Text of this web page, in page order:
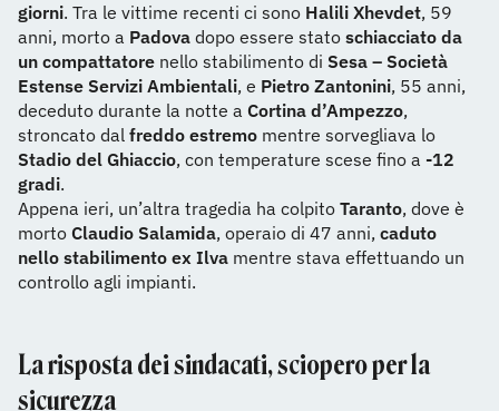
giorni. Tra le vittime recenti ci sono Halili Xhevdet, 59
anni, morto a Padova dopo essere stato schiacciato da
un compattatore nello stabilimento di Sesa – Società
Estense Servizi Ambientali, e Pietro Zantonini, 55 anni,
deceduto durante la notte a Cortina d’Ampezzo,
stroncato dal freddo estremo mentre sorvegliava lo
Stadio del Ghiaccio, con temperature scese fino a -12
gradi.
Appena ieri, un’altra tragedia ha colpito Taranto, dove è
morto Claudio Salamida, operaio di 47 anni, caduto
nello stabilimento ex Ilva mentre stava effettuando un
controllo agli impianti.
La risposta dei sindacati, sciopero per la
sicurezza